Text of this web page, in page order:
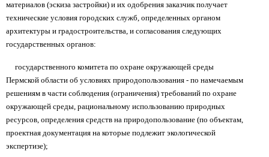
материалов (эскиза застройки) и их одобрения заказчик получает
технические условия городских служб, определенных органом
архитектуры и градостроительства, и согласования следующих
государственных органов:
государственного комитета по охране окружающей среды
Пермской области об условиях природопользования - по намечаемым
решениям в части соблюдения (ограничения) требований по охране
окружающей среды, рациональному использованию природных
ресурсов, определения средств на природопользование (по объектам,
проектная документация на которые подлежит экологической
экспертизе);